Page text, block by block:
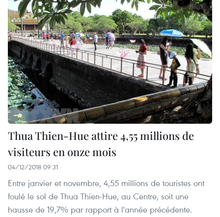
Thua Thien-Hue attire 4,55 millions de
visiteurs en onze mois
04/12/2018 09:31
Entre janvier et novembre, 4,55 millions de touristes ont
foulé le sol de Thua Thien-Hue, au Centre, soit une
hausse de 19,7% par rapport à l'année précédente.